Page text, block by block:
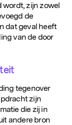
wordt, zijn zowel
de
dat geval heeft
van de door
tegenover
zijn
die zij in
andere bron